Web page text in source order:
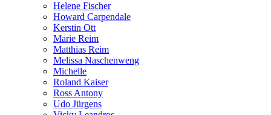
Helene Fischer
Howard Carpendale
Kerstin Ott
Marie Reim
Matthias Reim
Melissa Naschenweng
Michelle
Roland Kaiser
Ross Antony
Udo Jürgens